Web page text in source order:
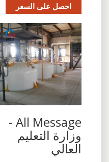
احصل على السعر
All Message -
وزارة التعليم
العالي